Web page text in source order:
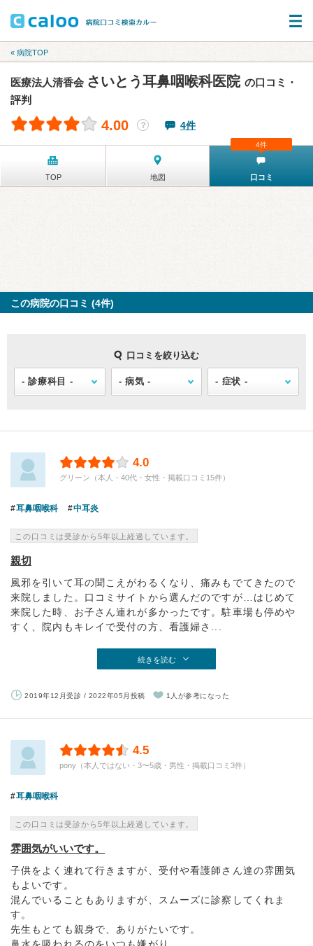
« 病院TOP
医療法人清香会 さいとう耳鼻咽喉科医院 の口コミ・
評判
4.00 ？ 4件
TOP 地図 口コミ
4件
この病院の口コミ (4件)
口コミを絞り込む
4.0
グリーン（本人・40代・女性・掲載口コミ15件）
耳鼻咽喉科 中耳炎
この口コミは受診から5年以上経過しています。
親切
風邪を引いて耳の聞こえがわるくなり、痛みもでてきたので
来院しました。口コミサイトから選んだのですが…はじめて
来院した時、お子さん連れが多かったです。駐車場も停めや
すく、院内もキレイで受付の方、看護婦さ...
続きを読む
2019年12月受診 / 2022年05月投稿 1人が参考になった
4.5
pony（本人ではない・3〜5歳・男性・掲載口コミ3件）
耳鼻咽喉科
この口コミは受診から5年以上経過しています。
雰囲気がいいです。
子供をよく連れて行きますが、受付や看護師さん達の雰囲気
もよいです。
混んでいることもありますが、スムーズに診察してくれま
す。
先生もとても親身で、ありがたいです。